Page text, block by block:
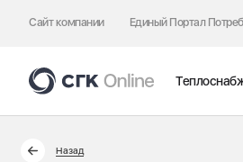
Сайт компании Единый Портал
Назад